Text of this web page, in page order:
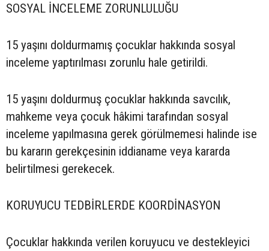
SOSYAL İNCELEME ZORUNLULUĞU
15 yaşını doldurmamış çocuklar hakkında sosyal
inceleme yaptırılması zorunlu hale getirildi.
15 yaşını doldurmuş çocuklar hakkında savcılık,
mahkeme veya çocuk hâkimi tarafından sosyal
inceleme yapılmasına gerek görülmemesi halinde ise
bu kararın gerekçesinin iddianame veya kararda
belirtilmesi gerekecek.
KORUYUCU TEDBİRLERDE KOORDİNASYON
Çocuklar hakkında verilen koruyucu ve destekleyici